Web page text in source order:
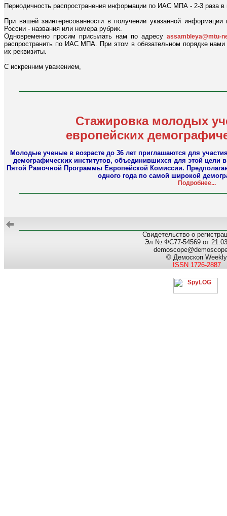
Периодичность распространения информации по ИАС МПА - 2-3 раза
При вашей заинтересованности в получении указанной
России - названия или номера рубрик.
Одновременно просим присылать нам по адресу assambleya@mtu-
распространить по ИАС МПА. При этом в обязательном порядке
их реквизиты.
С искренним уважением,
Стажировка молодых
европейских
Молодые ученые в возрасте до 36 лет приглашаются для
демографических институтов, объединившихся для этой
Пятой Рамочной Программы Европейской Комиссии.
одного года по самой широкой
Подробнее...
Свидетельство о
Эл № ФС77-54569 от
© Демоскоп Weekly
ISSN 1726-2887